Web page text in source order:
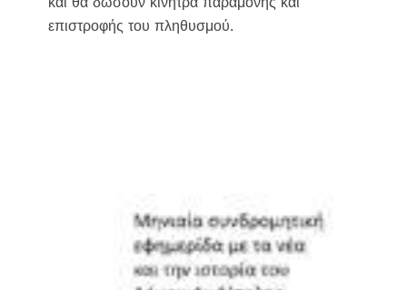
επιστροφής του πληθυσμού.